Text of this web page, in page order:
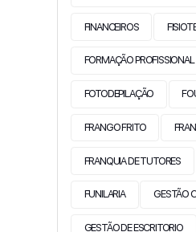
FINANCEIROS
FORMAÇÃO PROFISSIONAL
FOTODEPILAÇÃO
FRANGO FRITO
FRANQUIA DE TUTORES
FUNILARIA GESTÃO
GESTÃO DE ESCRITORIO